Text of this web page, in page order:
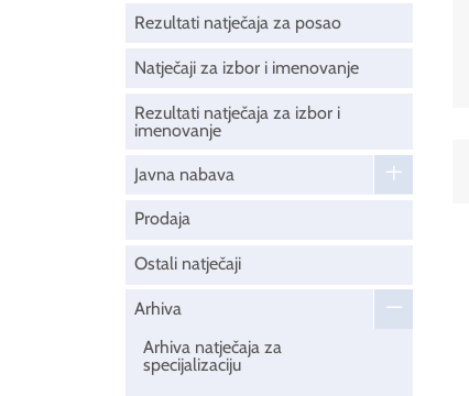
Rezultati natječaja za posao
Natječaji za izbor i imenovanje
Rezultati natječaja za izbor i
imenovanje
Javna nabava
Prodaja
Ostali natječaji
Arhiva
Arhiva natječaja za
specijalizaciju